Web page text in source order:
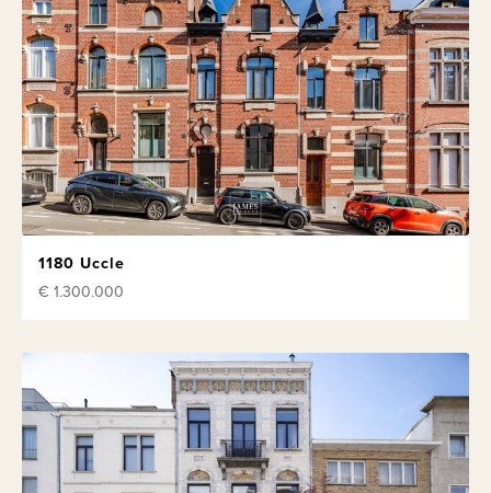
1180 Uccle
€ 1.300.000